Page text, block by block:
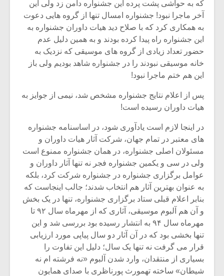
که به حواشی پشت پرده این جشنواره دامن زد ولی این
آخر ماجرا نبود! جشنواره امسال تنها از گروه هایی دعوت
به همکاری کرد که با صلاح دید هیات داوران جشنواره به
این جشنواره راه پیدا کرده بودند و به همین دلیل عدم
حضور تعداد زیادی از گروه های موسیقی که نزدیک به
خانه موسیقی نبودند را در جشنواره شاهد بودیم ولی باز
این هم ختم ماجرا نبود!
پس از اعلام نتایج جشنواره مشخص شد، نیمی از جوایز به
هیات داوران رسیده است!
در اینجا لازم است یادآوری شود، در اساسنامه جشنواره
های معتبر در تمام جهان، شرکت آثار هیات داوران و
مسئولان اصلی جشنواره، در همان جشنواره ممنوع است
ولی در سی و یکمین جشنواره فجر نه تنها آثار داوران و
عوامل برگزاری جشنواره در جشنواره شرکت کرد، بلکه
به عنوان بهترین آثار هم انتخاب شدند؛ جالب اینجاست که
بنابر اعلام قبلی ستاد برگزاری جشنواره، تنها در یک بخش
و آن هم آلبوم موسیقی، آثاری که از مهرماه سال ۹۲ تا
مهرماه سال ۹۴ به انتشار رسیده بود بررسی شد و این
تنها بخشی بود که در آن آثار دو سال پیاپی مورد ارزیابی
قرار می گرفت نه تنها یک سال؛ دلیل این تفاوت را
بسیاری از منتقدان، وارد شدن آلبوم «نه فرشته ام نه
شیطان» ساخته تهمورث پورناظری با صدای همایون
متن فیلم «متری
شیش و نیم»
اگر نمی توانی
مشهورترین باشی،
بدنام ترین باش
موسیقی
برگزار
موسیقی